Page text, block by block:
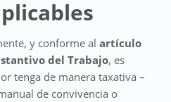
y conforme al artículo
del Trabajo, es
tenga de manera taxativa –
de convivencia o